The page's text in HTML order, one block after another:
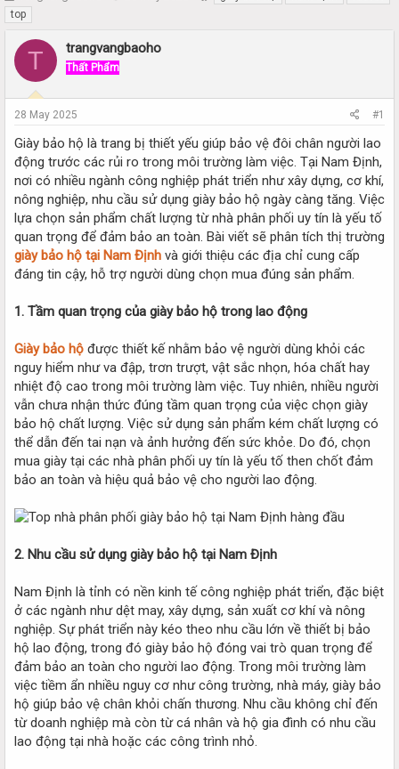
h
r
e
d
a
r
t
e
r
r
top
T trangvangbaoho
Thất Phẩm
28 May 2025 #1
Giày bảo hộ là trang bị thiết yếu giúp bảo vệ đôi chân người lao
động trước các rủi ro trong môi trường làm việc. Tại Nam Định,
nơi có nhiều ngành công nghiệp phát triển như xây dựng, cơ khí,
nông nghiệp, nhu cầu sử dụng giày bảo hộ ngày càng tăng. Việc
lựa chọn sản phẩm chất lượng từ nhà phân phối uy tín là yếu tố
quan trọng để đảm bảo an toàn. Bài viết sẽ phân tích thị trường
giày bảo hộ tại Nam Định và giới thiệu các địa chỉ cung cấp
đáng tin cậy, hỗ trợ người dùng chọn mua đúng sản phẩm.
1. Tầm quan trọng của giày bảo hộ trong lao động
Giày bảo hộ được thiết kế nhằm bảo vệ người dùng khỏi các
nguy hiểm như va đập, trơn trượt, vật sắc nhọn, hóa chất hay
nhiệt độ cao trong môi trường làm việc. Tuy nhiên, nhiều người
vẫn chưa nhận thức đúng tầm quan trọng của việc chọn giày
bảo hộ chất lượng. Việc sử dụng sản phẩm kém chất lượng có
thể dẫn đến tai nạn và ảnh hưởng đến sức khỏe. Do đó, chọn
mua giày tại các nhà phân phối uy tín là yếu tố then chốt đảm
bảo an toàn và hiệu quả bảo vệ cho người lao động.
2. Nhu cầu sử dụng giày bảo hộ tại Nam Định
Nam Định là tỉnh có nền kinh tế công nghiệp phát triển, đặc biệt
ở các ngành như dệt may, xây dựng, sản xuất cơ khí và nông
nghiệp. Sự phát triển này kéo theo nhu cầu lớn về thiết bị bảo
hộ lao động, trong đó giày bảo hộ đóng vai trò quan trọng để
đảm bảo an toàn cho người lao động. Trong môi trường làm
việc tiềm ẩn nhiều nguy cơ như công trường, nhà máy, giày bảo
hộ giúp bảo vệ chân khỏi chấn thương. Nhu cầu không chỉ đến
từ doanh nghiệp mà còn từ cá nhân và hộ gia đình có nhu cầu
lao động tại nhà hoặc các công trình nhỏ.